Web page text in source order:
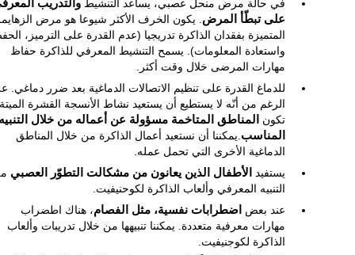
في حالة مرض منحلّ عصبي، يساعد التنشيط والتدريب
على تبطّأ المرض . يكون الخرف الأكثر شيوعا هو مرض
المتميزة بفقدان الذاكرة تدريجيا (عدم القدرة على الترميز،
واستعادة المعلومات). يسمح التنشيط المعرفي للذاكرة حفاظ
مهارات المرضى خلال وقت أكثر.
للدماغ القدرة على تنظيم الاتصالات الدماغية بعد ضرر دماغي.
الرغم من أنّه لا يستطيع أن يستعيد نشاط الأنسجة القشرة
تكون
المناطق المتاخمة مسؤولة عن أعماله من خلال
المناسب .يمكننا أن نستعيد أعمال الذاكرة من خلال المناطق
الدماغية الأخرى التي تحمل عمله.
يستفيد
الأطفال الذين يعانون من مشكالت التطوّر العصبي
التنبيه المعرفي وألعاب الذاكرة لكوحنيفيت.
عند بعض اضطرابات نفسية، مثل الفصام، هناك اطضراب
مهارات معرفية متعددة. يمكننا تنبيهها من خلال تدريبات وألعاب
الذاكرة لكوجنيفيت.